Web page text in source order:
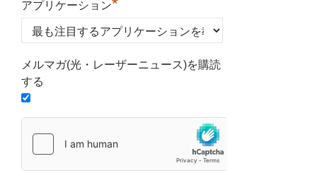
アプリケーション*
メルマガ(光・レーザーニュース)を購読
する